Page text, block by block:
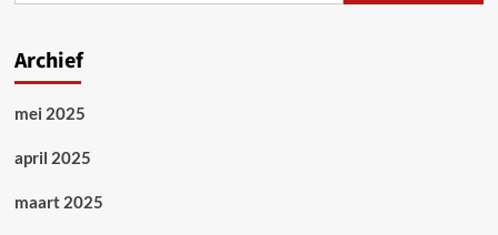
Archief
mei 2025
april 2025
maart 2025